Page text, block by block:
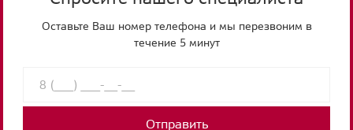
Оставьте Ваш номер телефона и мы перезвоним в
течение 5 минут
Отправить